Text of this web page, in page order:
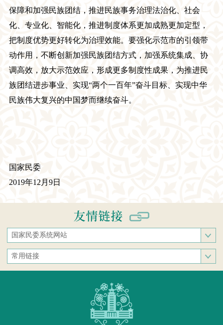
保障和加强民族团结，推进民族事务治理法治化、社会
化、专业化、智能化，推进制度体系更加成熟更加定型，
把制度优势更好转化为治理效能。要强化示范市的引领带
动作用，不断创新加强民族团结方式，加强系统集成、协
调高效，放大示范效应，形成更多制度性成果，为推进民
族团结进步事业、实现“两个一百年”奋斗目标、实现中华
民族伟大复兴的中国梦而继续奋斗。
国家民委
2019年12月 9日
国家民委系统网站
国家民族事务委员会
中央民族大学
常用链接
中央统战部